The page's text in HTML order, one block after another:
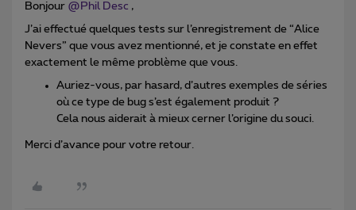
Bonjour ​ @Phil Desc ,
J’ai effectué quelques tests sur l’enregistrement de “Alice
Nevers” que vous avez mentionné, et je constate en effet
exactement le même problème que vous.
Auriez-vous, par hasard, d’autres exemples de séries
où ce type de bug s’est également produit ?
Cela nous aiderait à mieux cerner l’origine du souci.
Merci d’avance pour votre retour.